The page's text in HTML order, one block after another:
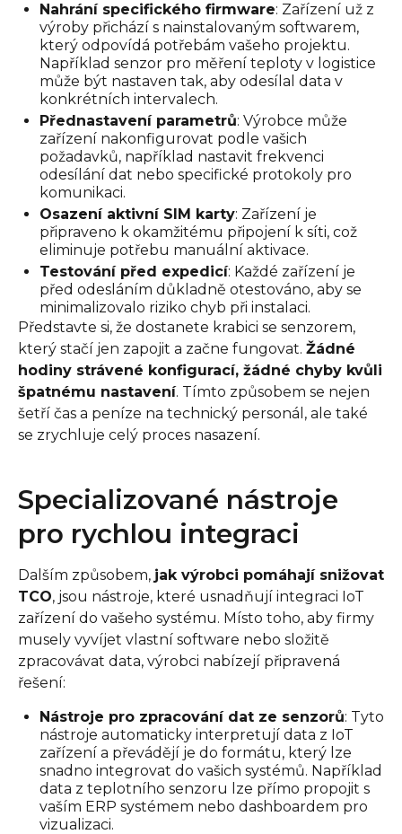
Nahrání specifického firmware: Zařízení už z
výroby přichází s nainstalovaným softwarem,
který odpovídá potřebám vašeho projektu.
Například senzor pro měření teploty v logistice
může být nastaven tak, aby odesílal data v
konkrétních intervalech.
Přednastavení parametrů: Výrobce může
zařízení nakonfigurovat podle vašich
požadavků, například nastavit frekvenci
odesílání dat nebo specifické protokoly pro
komunikaci.
Osazení aktivní SIM karty: Zařízení je
připraveno k okamžitému připojení k síti, což
eliminuje potřebu manuální aktivace.
Testování před expedicí: Každé zařízení je
před odesláním důkladně otestováno, aby se
minimalizovalo riziko chyb při instalaci.
Představte si, že dostanete krabici se senzorem,
který stačí jen zapojit a začne fungovat. Žádné
hodiny strávené konfigurací, žádné chyby kvůli
špatnému nastavení. Tímto způsobem se nejen
šetří čas a peníze na technický personál, ale také
se zrychluje celý proces nasazení.
Specializované nástroje
pro rychlou integraci
Dalším způsobem, jak výrobci pomáhají snižovat
TCO, jsou nástroje, které usnadňují integraci IoT
zařízení do vašeho systému. Místo toho, aby firmy
musely vyvíjet vlastní software nebo složitě
zpracovávat data, výrobci nabízejí připravená
řešení:
Nástroje pro zpracování dat ze senzorů: Tyto
nástroje automaticky interpretují data z IoT
zařízení a převádějí je do formátu, který lze
snadno integrovat do vašich systémů. Například
data z teplotního senzoru lze přímo propojit s
vaším ERP systémem nebo dashboardem pro
vizualizaci.